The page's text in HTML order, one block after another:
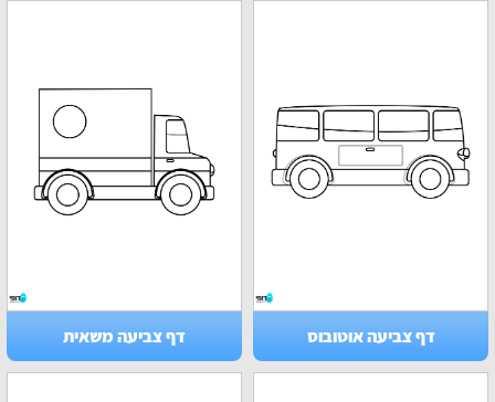
דף צביעה אוטובוס דף צביעה משאית